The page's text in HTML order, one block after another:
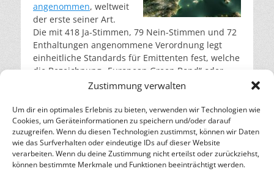
Zustimmung verwalten
Um dir ein optimales Erlebnis zu bieten, verwenden wir Technologien wie
Cookies, um Geräteinformationen zu speichern und/oder darauf
zuzugreifen. Wenn du diesen Technologien zustimmst, können wir Daten
wie das Surfverhalten oder eindeutige IDs auf dieser Website
verarbeiten. Wenn du deine Zustimmung nicht erteilst oder zurückziehst,
können bestimmte Merkmale und Funktionen beeinträchtigt werden.
angenommen, weltweit
der erste seiner Art.
Die mit 418 Ja-Stimmen, 79 Nein-Stimmen und 72
Enthaltungen angenommene Verordnung legt
einheitliche Standards für Emittenten fest, welche
die Bezeichnung „European Green Bond“ oder
„EuGB“ für die Vermarktung ihrer Anleihe
Usability Guide for EU Green Bonds – Titel ©
finance.ec.europa.eu)weiterlesen…
– Energie für die Zukunft –